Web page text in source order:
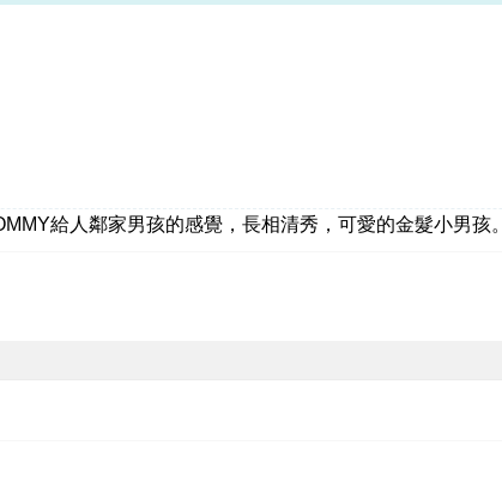
給人鄰家男孩的感覺，長相清秀，可愛的金髮小男孩。